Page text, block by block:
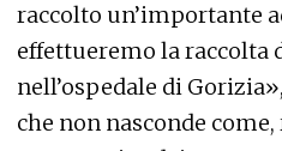
raccolto un’importante
effettueremo la raccolta
nell’ospedale di
che non nasconde